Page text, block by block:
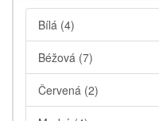
Bílá (4)
Béžová (7)
Červená (2)